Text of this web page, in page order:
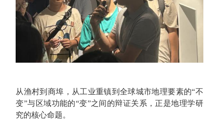
从渔村到商埠，从工业重镇到全球城市地理要素的“不
变”与区域功能的“变”之间的辩证关系，正是地理学研
究的核心命题。